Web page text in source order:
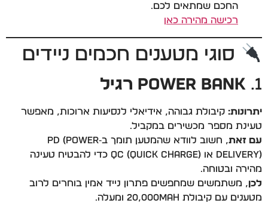
החכם שמתאים לכם.
רכישה מהירה כאן
סוגי מטענים חכמים ניידים
1. Power Bank רגיל
יתרונות: קיבולת גבוהה, אידיאלי לנסיעות ארוכות, מאפשר
טעינת מספר מכשירים במקביל.
עם זאת
, חשוב לוודא שהמטען תומך ב‑PD (Power
Delivery) או QC (Quick Charge) כדי להבטיח טעינה
מהירה ובטוחה.
לכן, משתמשים שמחפשים פתרון נייד אמין בוחרים לרוב
מטענים עם קיבולת 20,000mAh ומעלה.